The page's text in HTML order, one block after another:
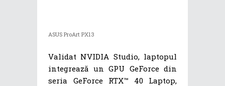
ASUS ProArt PX13
Validat NVIDIA Studio, laptopul
integrează un GPU GeForce din
seria GeForce RTX™ 40 Laptop,